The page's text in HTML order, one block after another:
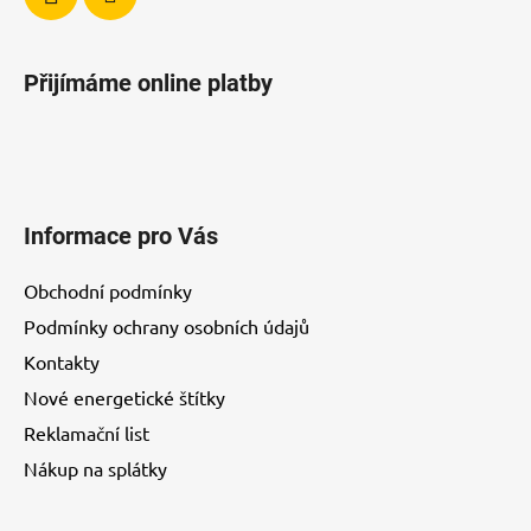
Přijímáme online platby
Informace pro Vás
Obchodní podmínky
Podmínky ochrany osobních údajů
Kontakty
Nové energetické štítky
Reklamační list
Nákup na splátky